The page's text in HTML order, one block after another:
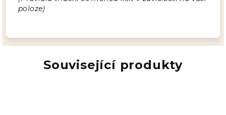
poloze)
Související produkty